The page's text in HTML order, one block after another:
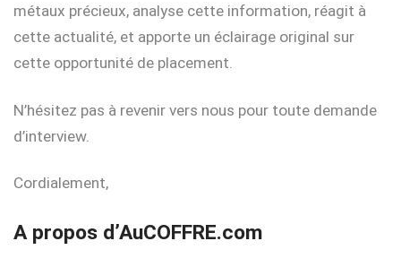
métaux précieux, analyse cette information, réagit à
cette actualité, et apporte un éclairage original sur
cette opportunité de placement.
N’hésitez pas à revenir vers nous pour toute demande
d’interview.
Cordialement,
A propos d’AuCOFFRE.com